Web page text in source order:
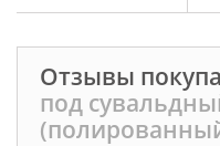
Отзывы
под